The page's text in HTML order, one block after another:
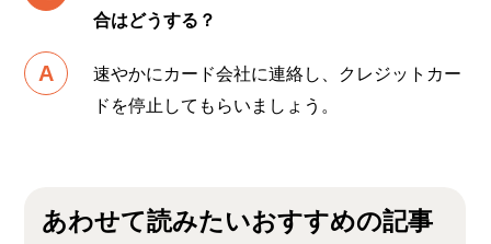
合はどうする？
速やかにカード会社に連絡し、クレジットカー
ドを停止してもらいましょう。
あわせて読みたいおすすめの記事